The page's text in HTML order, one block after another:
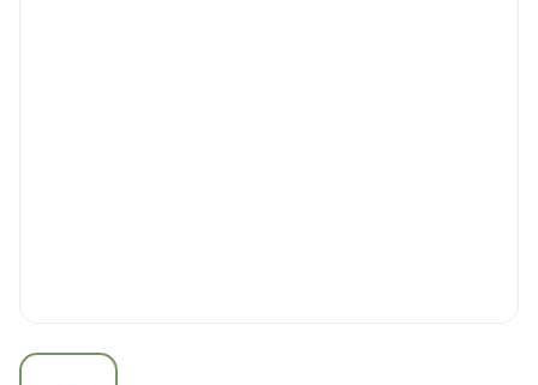
View larger image